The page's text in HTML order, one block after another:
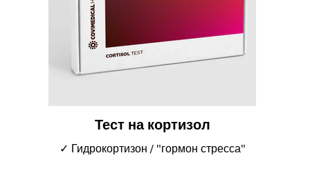
Тест на кортизол
✓ Гидрокортизон / "гормон стресса"